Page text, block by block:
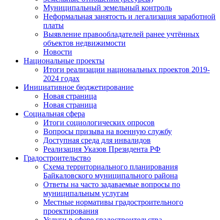
Муниципальный земельный контроль
Неформальная занятость и легализация заработной
платы
Выявление правообладателей ранее учтённых
объектов недвижимости
Новости
Национальные проекты
Итоги реализации национальных проектов 2019-
2024 годах
Инициативное бюджетирование
Новая страница
Новая страница
Социальная сфера
Итоги социологических опросов
Вопросы призыва на военную службу
Доступная среда для инвалидов
Реализация Указов Президента РФ
Градостроительство
Схема территориального планирования
Байкаловского муниципального района
Ответы на часто задаваемые вопросы по
муниципальным услугам
Местные нормативы градостроительного
проектирования